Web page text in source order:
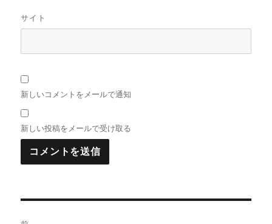
サイト
新しいコメントをメールで通知
新しい投稿をメールで受け取る